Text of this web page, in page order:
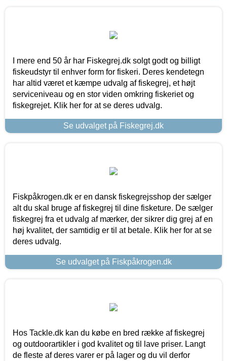
I mere end 50 år har Fiskegrej.dk solgt godt og billigt
fiskeudstyr til enhver form for fiskeri. Deres kendetegn
har altid været et kæmpe udvalg af fiskegrej, et højt
serviceniveau og en stor viden omkring fiskeriet og
fiskegrejet. Klik her for at se deres udvalg.
Se udvalget på Fiskegrej.dk
Fiskpåkrogen.dk er en dansk fiskegrejsshop der sælger
alt du skal bruge af fiskegrej til dine fisketure. De sælger
fiskegrej fra et udvalg af mærker, der sikrer dig grej af en
høj kvalitet, der samtidig er til at betale. Klik her for at se
deres udvalg.
Se udvalget på Fiskpåkrogen.dk
Hos Tackle.dk kan du købe en bred række af fiskegrej
og outdoorartikler i god kvalitet og til lave priser. Langt
de fleste af deres varer er på lager og du vil derfor